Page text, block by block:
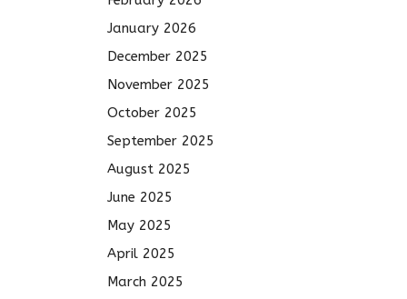
January 2026
December 2025
November 2025
October 2025
September 2025
August 2025
June 2025
May 2025
April 2025
March 2025